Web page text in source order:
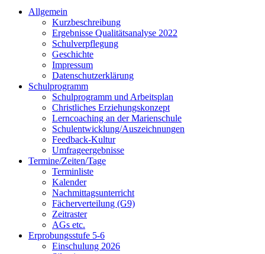
Allgemein
Kurzbeschreibung
Ergebnisse Qualitätsanalyse 2022
Schulverpflegung
Geschichte
Impressum
Datenschutzerklärung
Schulprogramm
Schulprogramm und Arbeitsplan
Christliches Erziehungskonzept
Lerncoaching an der Marienschule
Schulentwicklung/Auszeichnungen
Feedback-Kultur
Umfrageergebnisse
Termine/Zeiten/Tage
Terminliste
Kalender
Nachmittagsunterricht
Fächerverteilung (G9)
Zeitraster
AGs etc.
Erprobungsstufe 5-6
Einschulung 2026